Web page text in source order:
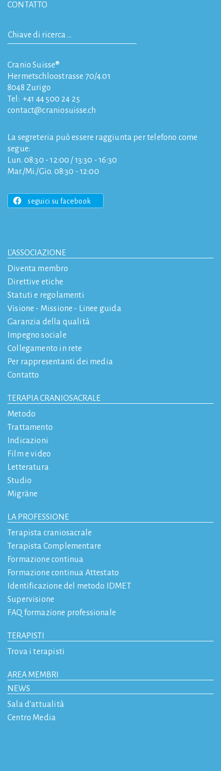
CONTATTO
Cranio Suisse®
Hermetschloostrasse 70/4.01
8048 Zurigo
Tel: +41 44 500 24 25
contact
craniosuisse.ch
La segreteria può essere raggiunta per telefono come
segue:
Lun. 08:30 - 12:00 / 13:30 - 16:30
Mar./Mi./Gio. 08:30 - 12:00
seguici su facebook
L'ASSOCIAZIONE
Diventa membro
Direttive etiche
Statuti e regolamenti
Visione - Missione - Linee guida
Garanzia della qualità
Impegno sociale
Collegamento in rete
Per rappresentanti dei media
Contatto
TERAPIA CRANIOSACRALE
Metodo
Trattamento
Indicazioni
Film e video
Letteratura
Studio
Migräne
LA PROFESSIONE
Terapista craniosacrale
Terapista Complementare
Formazione continua
Formazione continua Attestato
Identificazione del metodo IDMET
Supervisione
FAQ formazione professionale
TERAPISTI
Trova i terapisti
AREA MEMBRI
NEWS
Sala d'attualità
Centro Media